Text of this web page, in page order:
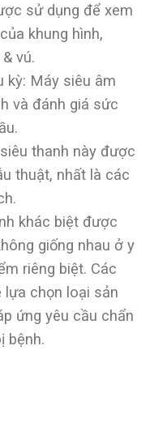
sử dụng để xem
khung hình,
vú.
kỳ: Máy siêu âm
và đánh giá sức
thanh này được
thuật, nhất là các
khác biệt được
giống nhau ở y
riêng biệt. Các
lựa chọn loại sản
ứng yêu cầu chẩn
bệnh.